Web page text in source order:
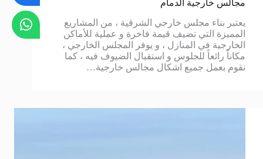
مجالس خارجية الدمام
يعتبر بناء مجلس خارجي الشرقية ، من المشاريع
المميزة التي تضيف قيمة فاخرة و عملية للأماكن
الخارجية في المنازل ، و يوفر المجلس الخارجي ،
مكاناً رائعاً للجلوس و استقبال الضيوف فيه ، كما
نقوم بعمل جميع اشكال مجالس خارجية…